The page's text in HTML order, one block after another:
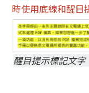
時使用底線和醒目
醒目提示標記文